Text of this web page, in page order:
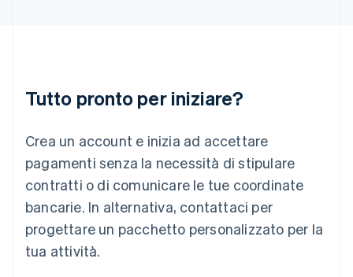
Tutto pronto per iniziare?
Crea un account e inizia ad accettare
pagamenti senza la necessità di stipulare
contratti o di comunicare le tue coordinate
bancarie. In alternativa, contattaci per
progettare un pacchetto personalizzato per la
tua attività.
Liechtenstein
DeutschEnglish
English
Lussemburgo
Malaysia
English简体中文
Malta
English
Messico